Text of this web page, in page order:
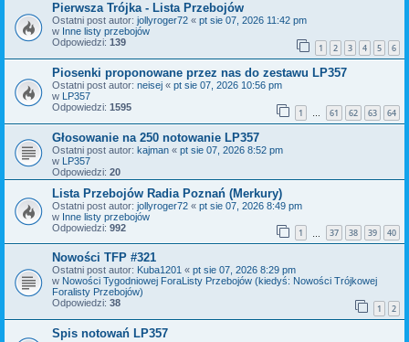
Pierwsza Trójka - Lista Przebojów
Ostatni post autor: jollyroger72 « pt sie 07, 2026 11:42 pm
w Inne listy przebojów
Odpowiedzi: 139 1 2 3 4 5 6
Piosenki proponowane przez nas do zestawu LP357
Ostatni post autor: neisej « pt sie 07, 2026 10:56 pm
w LP357
Odpowiedzi: 1595 1 … 61 62 63 64
Głosowanie na 250 notowanie LP357
Ostatni post autor: kajman « pt sie 07, 2026 8:52 pm
w LP357
Odpowiedzi: 20
Lista Przebojów Radia Poznań (Merkury)
Ostatni post autor: jollyroger72 « pt sie 07, 2026 8:49 pm
w Inne listy przebojów
Odpowiedzi: 992 1 37 38 39 40
Nowości TFP #321
Ostatni post autor: Kuba1201 « pt sie 07, 2026 8:29 pm
w Nowości Tygodniowej ForaListy Przebojów (kiedyś: Nowości Trójkowej
Foralisty Przebojów)
Odpowiedzi: 38 1 2
Spis notowań LP357